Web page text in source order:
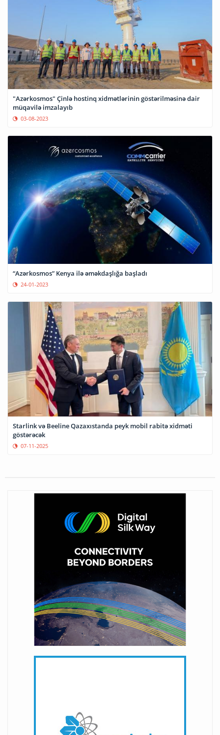
"Azərkosmos" Çinlə hostinq xidmətlərinin göstərilməsinə dair
müqavilə imzalayıb
03-08-2023
“Azərkosmos” Kenya ilə əməkdaşlığa başladı
24-01-2023
Starlink və Beeline Qazaxıstanda peyk mobil rabitə xidməti
göstərəcək
07-11-2025